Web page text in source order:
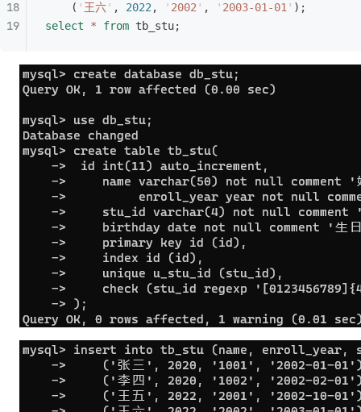
    (
' 王六' , 2022 , ' 2002 ' , ' 2003-01-01 ' );
select * from tb_stu;